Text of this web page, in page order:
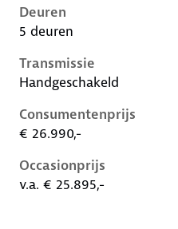
Deuren
5 deuren
Transmissie
Handgeschakeld
Consumentenprijs
€ 26.990,-
Occasionprijs
v.a. € 25.895,-